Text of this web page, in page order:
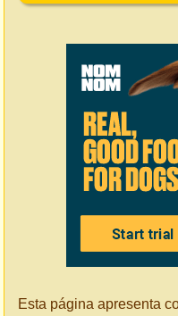
Esta página apresenta